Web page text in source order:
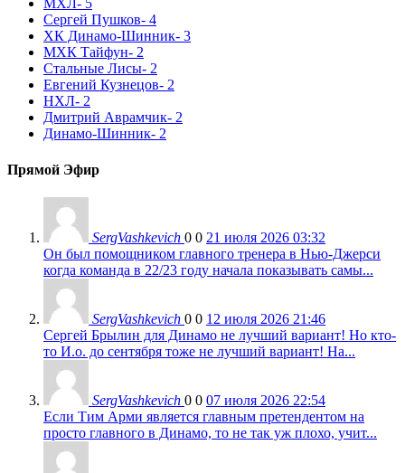
МХЛ- 5
Сергей Пушков- 4
ХК Динамо-Шинник- 3
МХК Тайфун- 2
Стальные Лисы- 2
Евгений Кузнецов- 2
НХЛ- 2
Дмитрий Аврамчик- 2
Динамо-Шинник- 2
Прямой Эфир
SergVashkevich 0 0 21 июля 2026 03:32
Он был помощником главного тренера в Нью-Джерси
когда команда в 22/23 году начала показывать самы...
SergVashkevich 0 0 12 июля 2026 21:46
Сергей Брылин для Динамо не лучший вариант! Но кто-
то И.о. до сентября тоже не лучший вариант! На...
SergVashkevich 0 0 07 июля 2026 22:54
Если Тим Арми является главным претендентом на
просто главного в Динамо, то не так уж плохо, учит...